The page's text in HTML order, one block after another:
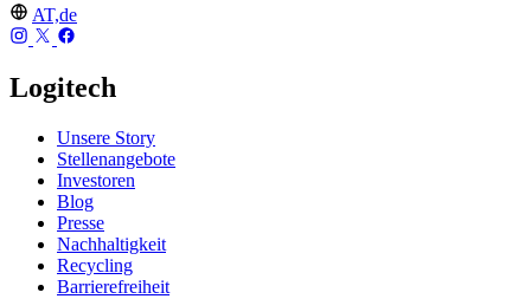
AT,de
Logitech
Unsere Story
Stellenangebote
Investoren
Blog
Presse
Nachhaltigkeit
Recycling
Barrierefreiheit